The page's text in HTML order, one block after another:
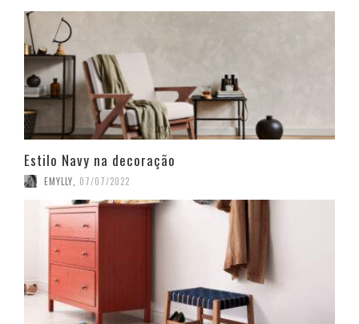
Estilo Navy na decoração
EMYLLY 07/07/2022